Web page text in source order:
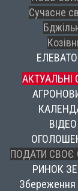
Сучасне
АКТУАЛЬНІ
ВІДЕО
ПОДАТИ
РИНОК
Збереження